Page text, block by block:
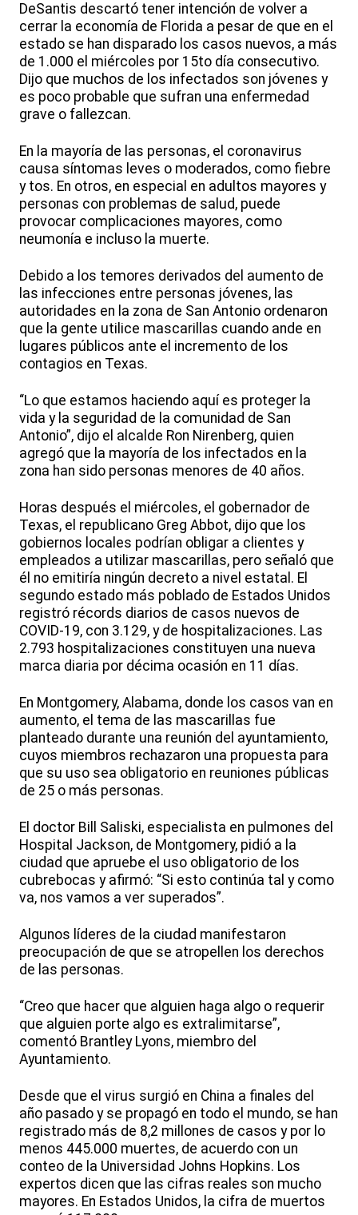
DeSantis descartó tener intención de volver a
cerrar la economía de Florida a pesar de que en el
estado se han disparado los casos nuevos, a más
de 1.000 el miércoles por 15to día consecutivo.
Dijo que muchos de los infectados son jóvenes y
es poco probable que sufran una enfermedad
grave o fallezcan.
En la mayoría de las personas, el coronavirus
causa síntomas leves o moderados, como fiebre
y tos. En otros, en especial en adultos mayores y
personas con problemas de salud, puede
provocar complicaciones mayores, como
neumonía e incluso la muerte.
Debido a los temores derivados del aumento de
las infecciones entre personas jóvenes, las
autoridades en la zona de San Antonio ordenaron
que la gente utilice mascarillas cuando ande en
lugares públicos ante el incremento de los
contagios en Texas.
“Lo que estamos haciendo aquí es proteger la
vida y la seguridad de la comunidad de San
Antonio”, dijo el alcalde Ron Nirenberg, quien
agregó que la mayoría de los infectados en la
zona han sido personas menores de 40 años.
Horas después el miércoles, el gobernador de
Texas, el republicano Greg Abbot, dijo que los
gobiernos locales podrían obligar a clientes y
empleados a utilizar mascarillas, pero señaló que
él no emitiría ningún decreto a nivel estatal. El
segundo estado más poblado de Estados Unidos
registró récords diarios de casos nuevos de
COVID-19, con 3.129, y de hospitalizaciones. Las
2.793 hospitalizaciones constituyen una nueva
marca diaria por décima ocasión en 11 días.
En Montgomery, Alabama, donde los casos van en
aumento, el tema de las mascarillas fue
planteado durante una reunión del ayuntamiento,
cuyos miembros rechazaron una propuesta para
que su uso sea obligatorio en reuniones públicas
de 25 o más personas.
El doctor Bill Saliski, especialista en pulmones del
Hospital Jackson, de Montgomery, pidió a la
ciudad que apruebe el uso obligatorio de los
cubrebocas y afirmó: “Si esto continúa tal y como
va, nos vamos a ver superados”.
Algunos líderes de la ciudad manifestaron
preocupación de que se atropellen los derechos
de las personas.
“Creo que hacer que alguien haga algo o requerir
que alguien porte algo es extralimitarse”,
comentó Brantley Lyons, miembro del
Ayuntamiento.
Desde que el virus surgió en China a finales del
año pasado y se propagó en todo el mundo, se han
registrado más de 8,2 millones de casos y por lo
menos 445.000 muertes, de acuerdo con un
conteo de la Universidad Johns Hopkins. Los
expertos dicen que las cifras reales son mucho
mayores. En Estados Unidos, la cifra de muertos